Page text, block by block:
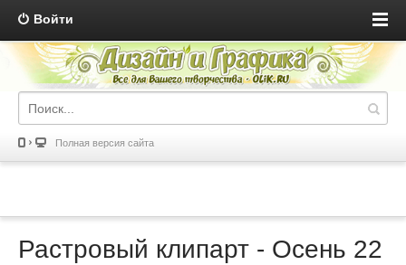
Войти
Полная версия сайта
Растровый клипарт - Осень 22